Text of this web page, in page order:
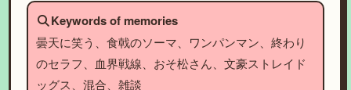
Keywords of memories
曇天に笑う、食戟のソーマ、ワンパンマン、終わり
のセラフ、血界戦線、おそ松さん、文豪ストレイド
ッグス、混合、雑談